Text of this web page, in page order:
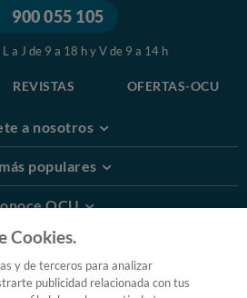
900 055 105
L a J de 9 a 18 h y V de 9 a 14 h
REVISTAS OFERTAS-OCU
a nosotros
populares
OCU
Información
© 2026 OCU
Cookies.
y de terceros para analizar
publicidad relacionada con tus